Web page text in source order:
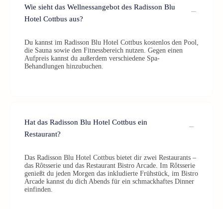
Wie sieht das Wellnessangebot des Radisson Blu
Hotel Cottbus aus?
Du kannst im Radisson Blu Hotel Cottbus kostenlos den Pool,
die Sauna sowie den Fitnessbereich nutzen. Gegen einen
Aufpreis kannst du außerdem verschiedene Spa-
Behandlungen hinzubuchen.
Hat das Radisson Blu Hotel Cottbus ein
Restaurant?
Das Radisson Blu Hotel Cottbus bietet dir zwei Restaurants –
das Rôtsserie und das Restaurant Bistro Arcade. Im Rôtsserie
genießt du jeden Morgen das inkludierte Frühstück, im Bistro
Arcade kannst du dich Abends für ein schmackhaftes Dinner
einfinden.